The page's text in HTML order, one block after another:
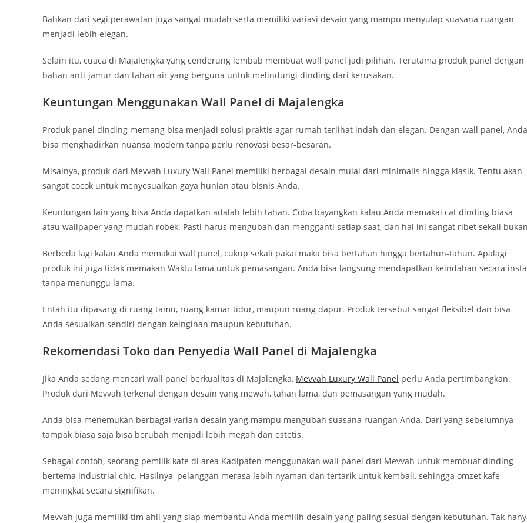
Bahkan dari segi perawatan juga sangat mudah serta memiliki variasi desain yang mampu menyulap suasana ruangan
menjadi lebih elegan.
Selain itu, cuaca di Majalengka yang cenderung lembab membuat wall panel jadi pilihan. Terutama produk panel dengan
bahan anti-jamur dan tahan air yang berguna untuk melindungi dinding dari kerusakan.
Keuntungan Menggunakan Wall Panel di Majalengka
Produk panel dinding memang bisa menjadi solusi praktis agar rumah terlihat indah dan elegan. Dengan wall panel, Anda
bisa menghadirkan nuansa modern tanpa perlu renovasi besar-besaran.
Misalnya, produk dari Mevvah Luxury Wall Panel memiliki berbagai desain mulai dari minimalis hingga klasik. Tentu akan
sangat cocok untuk menyesuaikan gaya hunian atau bisnis Anda.
Keuntungan lain yang bisa Anda dapatkan adalah lebih tahan. Coba bayangkan kalau Anda memakai cat dinding biasa
atau wallpaper yang mudah robek. Pasti harus mengubah dan mengganti setiap saat, dan hal ini sangat ribet sekali
Berbeda lagi kalau Anda memakai wall panel, cukup sekali pakai maka bisa bertahan hingga bertahun-tahun. Apalagi
produk ini juga tidak memakan Waktu lama untuk pemasangan. Anda bisa langsung mendapatkan keindahan secara
tanpa menunggu lama.
Entah itu dipasang di ruang tamu, ruang kamar tidur, maupun ruang dapur. Produk tersebut sangat fleksibel dan bisa
Anda sesuaikan sendiri dengan keinginan maupun kebutuhan.
Rekomendasi Toko dan Penyedia Wall Panel di Majalengka
Jika Anda sedang mencari wall panel berkualitas di Majalengka, Mevvah Luxury Wall Panel perlu Anda pertimbangkan.
Produk dari Mevvah terkenal dengan desain yang mewah, tahan lama, dan pemasangan yang mudah.
Anda bisa menemukan berbagai varian desain yang mampu mengubah suasana ruangan Anda. Dari yang sebelumnya
tampak biasa saja bisa berubah menjadi lebih megah dan estetis.
Sebagai contoh, seorang pemilik kafe di area Kadipaten menggunakan wall panel dari Mevvah untuk membuat dinding
bertema industrial chic. Hasilnya, pelanggan merasa lebih nyaman dan tertarik untuk kembali, sehingga omzet kafe
meningkat secara signifikan.
Mevvah juga memiliki tim ahli yang siap membantu Anda memilih desain yang paling sesuai dengan kebutuhan. Tak